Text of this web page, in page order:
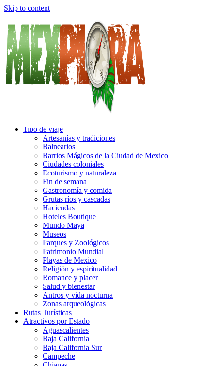
Skip to content
Tipo de viaje
Artesanías y tradiciones
Balnearios
Barrios Mágicos de la Ciudad de Mexico
Ciudades coloniales
Ecoturismo y naturaleza
Fin de semana
Gastronomía y comida
Grutas ríos y cascadas
Haciendas
Hoteles Boutique
Mundo Maya
Museos
Parques y Zoológicos
Patrimonio Mundial
Playas de Mexico
Religión y espiritualidad
Romance y placer
Salud y bienestar
Antros y vida nocturna
Zonas arqueológicas
Rutas Turísticas
Atractivos por Estado
Aguascalientes
Baja California
Baja California Sur
Campeche